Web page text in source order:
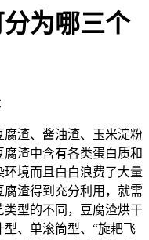
为哪三个
渣、酱油渣、玉米淀粉
渣中含有各类蛋白质和
境而且白白浪费了大量
渣得到充分利用，就需
型的不同，豆腐渣烘干
、单滚筒型、“旋耙飞